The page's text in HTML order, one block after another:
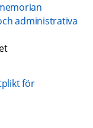
administrativa
för